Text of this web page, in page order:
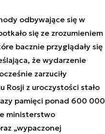
odbywające się w
się ze zrozumieniem
bacznie przyglądały się
że wydarzenie
zarzuciły
Rosji z uroczystości stało
pamięci ponad 600 000
ministerstwo
„wypaczonej